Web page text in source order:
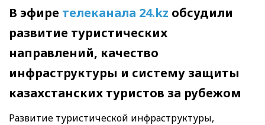
В эфире телеканала 24.kz обсудили
развитие туристических
направлений, качество
инфраструктуры и систему защиты
казахстанских туристов за рубежом
Развитие туристической инфраструктуры,